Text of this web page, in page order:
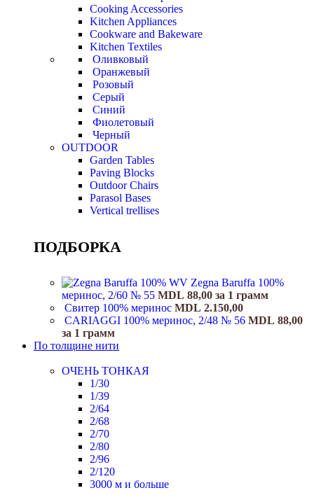
Cooking Accessories
Kitchen Appliances
Cookware and Bakeware
Kitchen Textiles
Оливковый
Оранжевый
Розовый
Серый
Синий
Фиолетовый
Черный
OUTDOOR
Garden Tables
Paving Blocks
Outdoor Chairs
Parasol Bases
Vertical trellises
ПОДБОРКА
Zegna Baruffa 100%
меринос, 2/60 № 55 MDL 88,00 за 1 грамм
Свитер 100% меринос MDL 2.150,00
CARIAGGI 100% меринос, 2/48 № 56 MDL 88,00
за 1 грамм
По толщине нити
ОЧЕНЬ ТОНКАЯ
1/30
1/39
2/64
2/68
2/70
2/80
2/96
2/120
3000 м и больше